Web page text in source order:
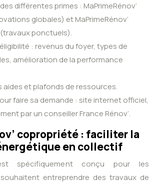
différentes primes : MaPrimeRénov’
globales) et MaPrimeRénov’
ponctuels).
: revenus du foyer, types de
amélioration de la performance
aides et plafonds de ressources.
faire sa demande : site internet officiel,
par un conseiller France Rénov’.
copropriété : faciliter la
en collectif
spécifiquement conçu pour les
entreprendre des travaux de